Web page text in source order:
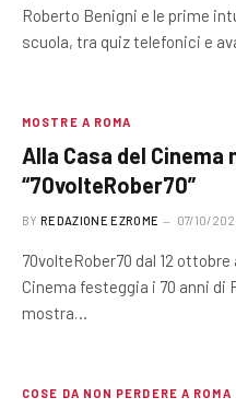
Roberto Benigni e le prime
scuola, tra quiz telefonici e
MOSTRE A ROMA
Alla Casa del
“70volteRober70”
BY REDAZIONE EZROME 07/10/
70volteRober70 dal 12 ottobre
Cinema festeggia i 70 anni di
mostra…
COSE DA NON PERDERE A ROMA